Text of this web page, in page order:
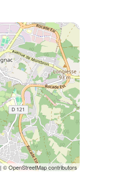
| © OpenStreetMap contributors